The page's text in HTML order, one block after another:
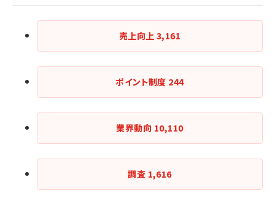
売上向上 3,161
ポイント制度 244
業界動向 10,110
調査 1,616